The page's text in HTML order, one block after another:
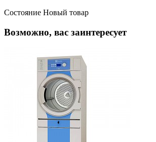
Состояние Новый товар
Возможно, вас заинтересует